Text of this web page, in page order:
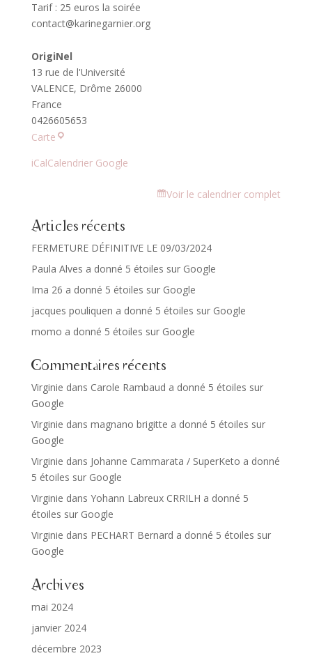
Tarif : 25 euros la soirée
contact@karinegarnier.org
OrigiNel
13 rue de l'Université
VALENCE, Drôme 26000
France
0426605653
CarteOrigiNel
iCalCalendrier Google
Voir le calendrier complet
Articles récents
FERMETURE DÉFINITIVE LE 09/03/2024
Paula Alves a donné 5 étoiles sur Google
Ima 26 a donné 5 étoiles sur Google
jacques pouliquen a donné 5 étoiles sur Google
momo a donné 5 étoiles sur Google
Commentaires récents
Virginie dans Carole Rambaud a donné 5 étoiles sur
Google
Virginie dans magnano brigitte a donné 5 étoiles sur
Google
Virginie dans Johanne Cammarata / SuperKeto a donné
5 étoiles sur Google
Virginie dans Yohann Labreux CRRILH a donné 5
étoiles sur Google
Virginie dans PECHART Bernard a donné 5 étoiles sur
Google
Archives
mai 2024
janvier 2024
décembre 2023